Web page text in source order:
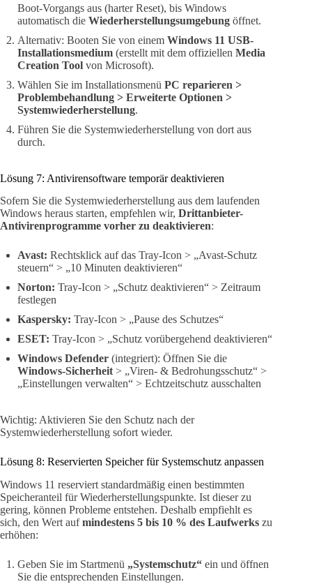
Boot-Vorgangs aus (harter Reset), bis Windows
automatisch die Wiederherstellungsumgebung öffnet.
Alternativ: Booten Sie von einem Windows 11 USB-
Installationsmedium (erstellt mit dem offiziellen Media
Creation Tool von Microsoft).
Wählen Sie im Installationsmenü PC reparieren >
Problembehandlung > Erweiterte Optionen >
Systemwiederherstellung.
Führen Sie die Systemwiederherstellung von dort aus
durch.
Lösung 7: Antivirensoftware temporär deaktivieren
Sofern Sie die Systemwiederherstellung aus dem laufenden
Windows heraus starten, empfehlen wir, Drittanbieter-
Antivirenprogramme vorher zu deaktivieren:
Avast: Rechtsklick auf das Tray-Icon > „Avast-Schutz
steuern“ > „10 Minuten deaktivieren“
Norton: Tray-Icon > „Schutz deaktivieren“ > Zeitraum
festlegen
Kaspersky: Tray-Icon > „Pause des Schutzes“
ESET: Tray-Icon > „Schutz vorübergehend deaktivieren“
Windows Defender (integriert): Öffnen Sie die
Windows-Sicherheit> „Viren- & Bedrohungsschutz“ >
„Einstellungen verwalten“ > Echtzeitschutz ausschalten
Wichtig: Aktivieren Sie den Schutz nach der
Systemwiederherstellung sofort wieder.
Lösung 8: Reservierten Speicher für Systemschutz anpassen
Windows 11 reserviert standardmäßig einen bestimmten
Speicheranteil für Wiederherstellungspunkte. Ist dieser zu
gering, können Probleme entstehen. Deshalb empfiehlt es
sich, den Wert aufmindestens 5 bis 10 % des Laufwerks zu
erhöhen:
Geben Sie im Startmenü „Systemschutz“ ein und öffnen
Sie die entsprechenden Einstellungen.